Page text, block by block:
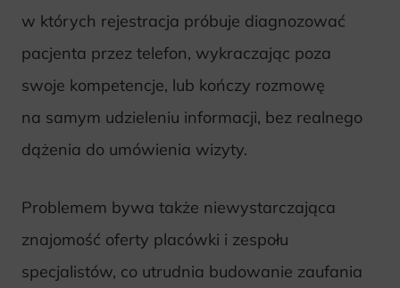
w których rejestracja próbuje diagnozować
pacjenta przez telefon, wykraczając poza
swoje kompetencje, lub kończy rozmowę
na samym udzieleniu informacji, bez realnego
dążenia do umówienia wizyty.
Problemem bywa także niewystarczająca
znajomość oferty placówki i zespołu
specjalistów, co utrudnia budowanie zaufania